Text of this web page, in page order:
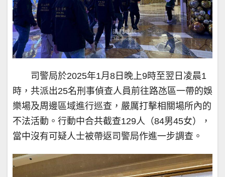
司警局於2025年1月8日晚上9時至翌日凌晨1
時，共派出25名刑事偵查人員前往路氹區一帶的娛
樂場及周邊區域進行巡查，嚴厲打擊相關場所內的
不法活動。行動中合共截查129人（84男45女），
當中沒有可疑人士被帶返司警局作進一步調查。